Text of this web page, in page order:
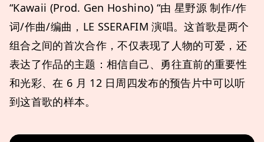
“Kawaii (Prod. Gen Hoshino) “由 星野源 制作/作
词/作曲/编曲，LE SSERAFIM 演唱。这首歌是两个
组合之间的首次合作，不仅表现了人物的可爱，还
表达了作品的主题：相信自己、勇往直前的重要性
和光彩、在 6 月 12 日周四发布的预告片中可以听
到这首歌的样本。